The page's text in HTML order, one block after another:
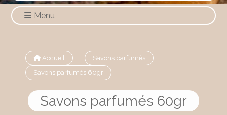
Menu
Accueil
Savons parfumés
Savons parfumés 60gr
Savons parfumés 60gr